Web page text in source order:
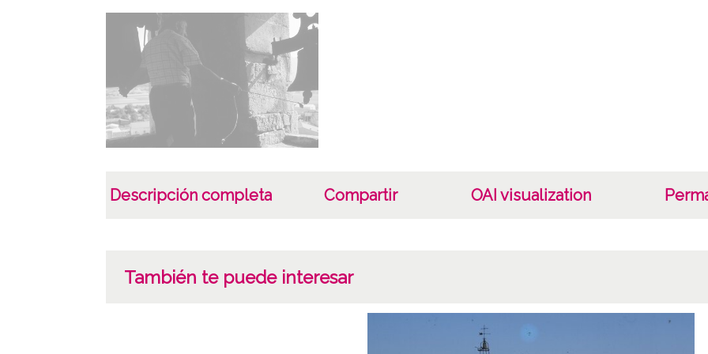
Descripción completa Compartir OAI visualization
También te puede interesar